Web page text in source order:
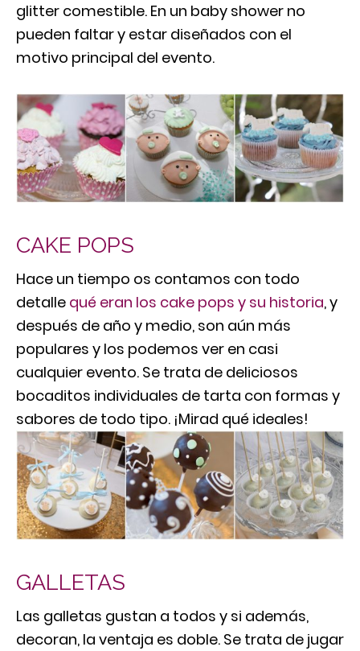
glitter comestible. En un baby shower no
pueden faltar y estar diseñados con el
motivo principal del evento.
CAKE POPS
Hace un tiempo os contamos con todo
detalle qué eran los cake pops y su historia, y
después de año y medio, son aún más
populares y los podemos ver en casi
cualquier evento. Se trata de deliciosos
bocaditos individuales de tarta con formas y
sabores de todo tipo. ¡Mirad qué ideales!
GALLETAS
Las galletas gustan a todos y si además,
decoran, la ventaja es doble. Se trata de jugar